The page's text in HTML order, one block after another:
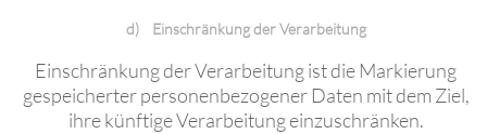
d) Einschränkung der Verarbeitung
Einschränkung der Verarbeitung ist die Markierung
gespeicherter personenbezogener Daten mit dem Ziel,
ihre künftige Verarbeitung einzuschränken.